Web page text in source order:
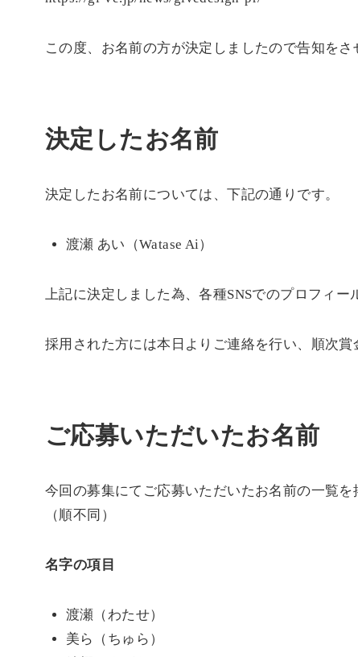
この度、お名前の方が決定しましたので告知をさ
決定したお名前
決定したお名前については、下記の通りです。
渡瀬 あい（Watase Ai）
上記に決定しました為、各種SNSでのプロフィー
採用された方には本日よりご連絡を行い、順次
ご応募いただいたお名前
今回の募集にてご応募いただいたお名前の一覧を
（順不同）
名字の項目
渡瀬（わたせ）
美ら（ちゅら）